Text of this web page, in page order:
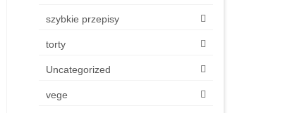
szybkie przepisy
torty
Uncategorized
vege